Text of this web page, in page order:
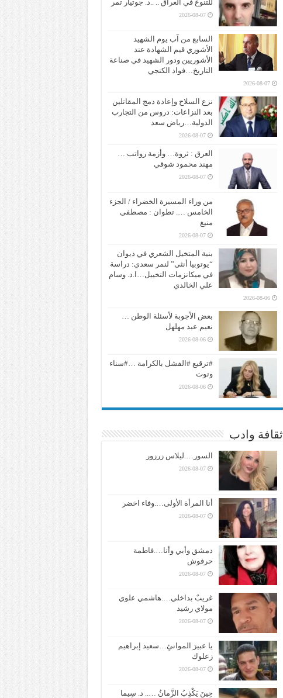
للتنوع في العراق .. ..د. جوتيار تمر
2026-08-07
السابع من آب يوم الشهيد
الأشوري قيم الشهادة عند
الأشوريين ودور الشهيد في صناعة
التاريخ…فواد الكنجي
2026-08-07
نزع السلاح وإعادة دمج المقاتلين
بعد النزاعات: دروس من التجارب
الدولية…رياض سعد
2026-08-07
العرق : ثروة… وأزمة رواتب …
مهند محمود شوقي
2026-08-07
من وراء المسيرة الخضراء / الجزء
الخامس …. تطوان : مصطفى
منيغ
2026-08-07
بنية المتخيل الشعري في ديوان
“يوتوبيا أنثى” لنمر سعدي: دراسة
في ميكانزمات التخييل…ا.د. وسام
علي الخالدي
2026-08-06
بعض الأجوبة لأسئلة الوطن …
نعيم عبد مهلهل
2026-08-06
#ترقيع #الفشل بالكرامة …#سناء
وتوت
2026-08-06
ثقافة وادب
السور….ليلاس زرزور
2026-08-07
أنا المرأة الأولى….وفاء اخضر
2026-08-07
دمشق وأبي وأنا….فاطمة
حرفوش
2026-08-07
غريبٌ بداخلي….هاشمي علوي
مولاي رشيد
2026-08-07
يا عبيرَ الموانئِ…سعيد إبراهيم
زعلوك
2026-08-07
حِينَ يَكْذِبُ الزَّمانُ ….. د. سِيما